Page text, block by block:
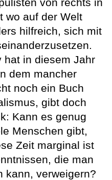
wo auf der Welt
hilfreich, sich mit
hat in diesem Jahr
dem mancher
noch ein Buch
gibt doch
Kann es genug
Menschen gibt,
Zeit marginal ist
die man
kann, verweigern?